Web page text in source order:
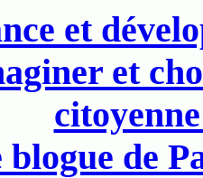
et
et
blogue de